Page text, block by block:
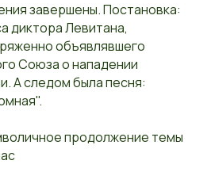
завершены. Постановка:
диктора Левитана,
объявлявшего
Союза о нападении
А следом была песня:
продолжение темы